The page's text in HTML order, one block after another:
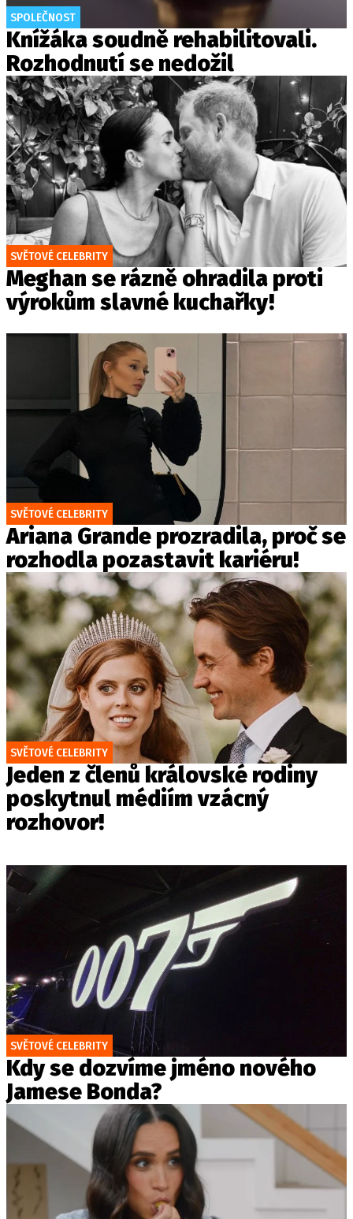
SPOLEČNOST
Knížáka soudně rehabilitovali.
Rozhodnutí se nedožil
SVĚTOVÉ CELEBRITY
Meghan se rázně ohradila proti
výrokům slavné kuchařky!
SVĚTOVÉ CELEBRITY
Ariana Grande prozradila, proč se
rozhodla pozastavit kariéru!
SVĚTOVÉ CELEBRITY
Jeden z členů královské rodiny
poskytnul médiím vzácný
rozhovor!
SVĚTOVÉ CELEBRITY
Kdy se dozvíme jméno nového
Jamese Bonda?